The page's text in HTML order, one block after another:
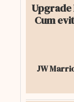
Upgrade
Cum
JW